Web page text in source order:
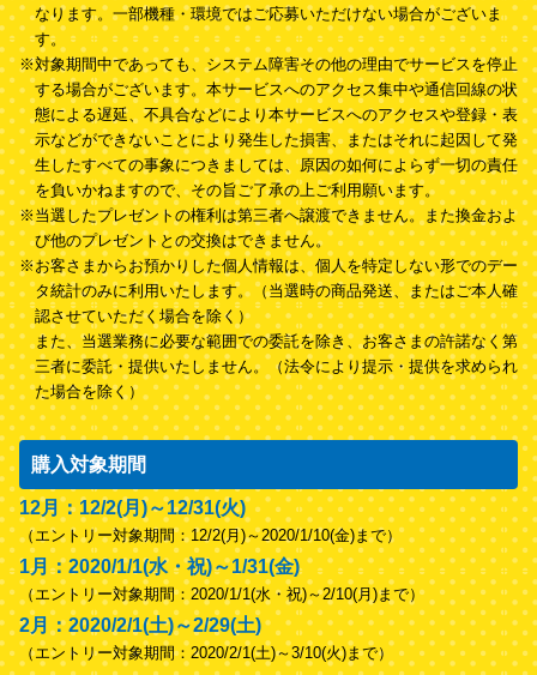
なります。一部機種・環境ではご応募いただけない場合がございま
す。
※対象期間中であっても、システム障害その他の理由でサービスを停止
する場合がございます。本サービスへのアクセス集中や通信回線の状
態による遅延、不具合などにより本サービスへのアクセスや登録・表
示などができないことにより発生した損害、またはそれに起因して発
生したすべての事象につきましては、原因の如何によらず一切の責任
を負いかねますので、その旨ご了承の上ご利用願います。
※当選したプレゼントの権利は第三者へ譲渡できません。また換金およ
び他のプレゼントとの交換はできません。
※お客さまからお預かりした個人情報は、個人を特定しない形でのデー
タ統計のみに利用いたします。（当選時の商品発送、またはご本人確
認させていただく場合を除く）
また、当選業務に必要な範囲での委託を除き、お客さまの許諾なく第
三者に委託・提供いたしません。（法令により提示・提供を求められ
た場合を除く）
購入対象期間
12月：12/2(月)～12/31(火)
（エントリー対象期間：12/2(月)～2020/1/10(金)まで）
1月：2020/1/1(水・祝)～1/31(金)
（エントリー対象期間：2020/1/1(水・祝)～2/10(月)まで）
2月：2020/2/1(土)～2/29(土)
（エントリー対象期間：2020/2/1(土)～3/10(火)まで）